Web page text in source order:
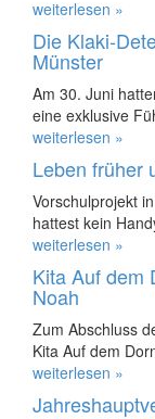
weiterlesen »
Die Klaki-
Münster
Am 30. Juni
eine exklusive
weiterlesen »
Leben früher
Vorschulprojekt
hattest kein
weiterlesen »
Kita Auf dem
Noah
Zum Abschluss
Kita Auf dem
weiterlesen »